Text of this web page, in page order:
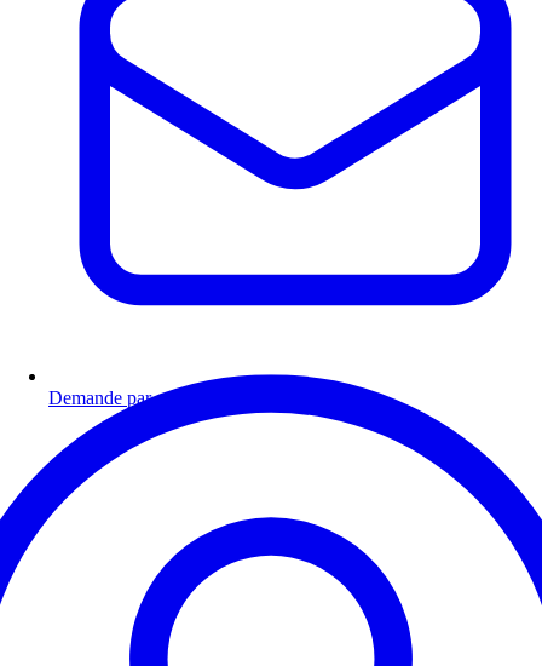
Demande par email